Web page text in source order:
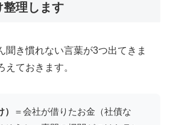
整理します
聞き慣れない言葉が3つ出てきま
ておきます。
＝会社が借りたお金（社債な